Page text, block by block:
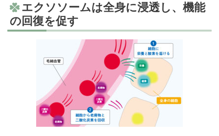
エクソソームは全身に浸透し、機能
の回復を促す